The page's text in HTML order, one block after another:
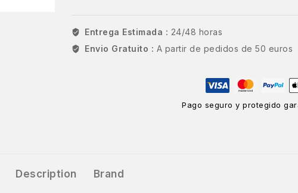
Entrega Estimada : 24/48 horas
Envio Gratuito : A partir de pedidos de 50 euros
Pago seguro y protegido
Description Brand